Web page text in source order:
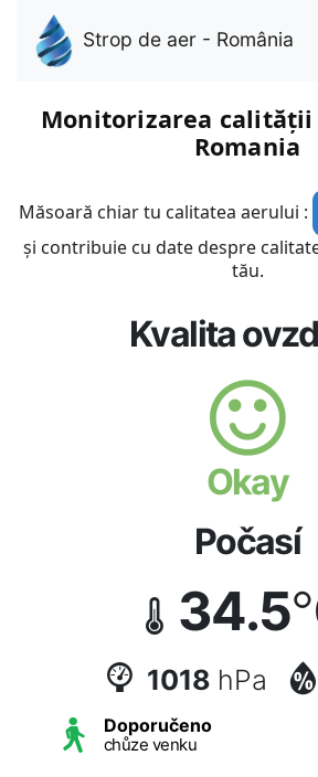
Strop de aer - România
Monitorizarea
Romania
Măsoară chiar tu calitatea aerului :
și contribuie cu date despre
tău.
Kvalita
Okay
Počasí
34.5
1018 hPa
Doporučeno
chůze venku